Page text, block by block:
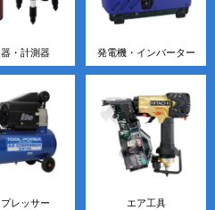
・計測器 発電機・インバーター
プレッサー エア工具